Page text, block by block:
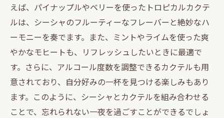
えば、パイナップルやベリーを使ったトロピカルカクテ
ルは、シーシャのフルーティーなフレーバーと絶妙なハ
ーモニーを奏でます。また、ミントやライムを使った爽
やかなモヒートも、リフレッシュしたいときに最適で
す。さらに、アルコール度数を調整できるカクテルも用
意されており、自分好みの一杯を見つける楽しみもあり
ます。このように、シーシャとカクテルを組み合わせる
ことで、忘れられない一夜を過ごすことができるでしょ